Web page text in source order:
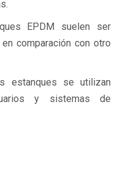
EPDM suelen ser
comparación con otro
estanques se utilizan
y sistemas de